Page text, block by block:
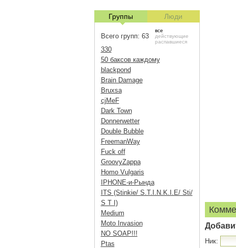
Ник:
Группы Люди
Всего групп: 63
все
действующие
распавшиеся
330
50 баксов каждому
blackpond
Brain Damage
Bruxsa
cjMeF
Dark Town
Donnerwetter
Double Bubble
FreemanWay
Fuck off
GroovyZappa
Homo Vulgaris
IPHONE-и-Рында
ITS (Stinkie/ S.T.I.N.K.I.E/ Sti/
S T I)
Medium
Moto Invasion
NO SOAP!!!
Ptas